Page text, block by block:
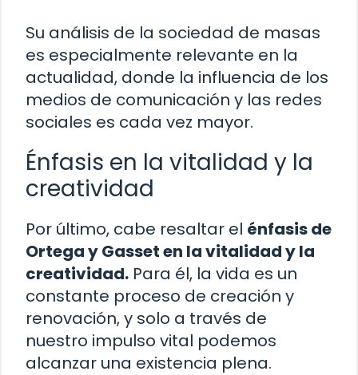
Su análisis de la sociedad de masas
es especialmente relevante en la
actualidad, donde la influencia de los
medios de comunicación y las redes
sociales es cada vez mayor.
Énfasis en la vitalidad y la
creatividad
Por último, cabe resaltar el énfasis de
Ortega y Gasset en la vitalidad y la
creatividad. Para él, la vida es un
constante proceso de creación y
renovación, y solo a través de
nuestro impulso vital podemos
alcanzar una existencia plena.